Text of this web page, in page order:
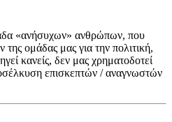
«ανήσυχων» ανθρώπων, που
ομάδας μας για την πολιτική,
κανείς, δεν μας χρηματοδοτεί
επισκεπτών / αναγνωστών